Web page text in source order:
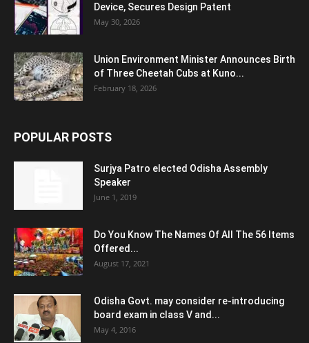
Device, Secures Design Patent
May 30, 2026
Union Environment Minister Announces Birth
of Three Cheetah Cubs at Kuno...
February 18, 2026
POPULAR POSTS
Surjya Patro elected Odisha Assembly
Speaker
June 1, 2019
Do You Know The Names Of All The 56 Items
Offered...
August 17, 2021
Odisha Govt. may consider re-introducing
board exam in class V and...
May 4, 2016